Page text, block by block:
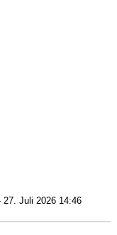
Juli 2026 14:46